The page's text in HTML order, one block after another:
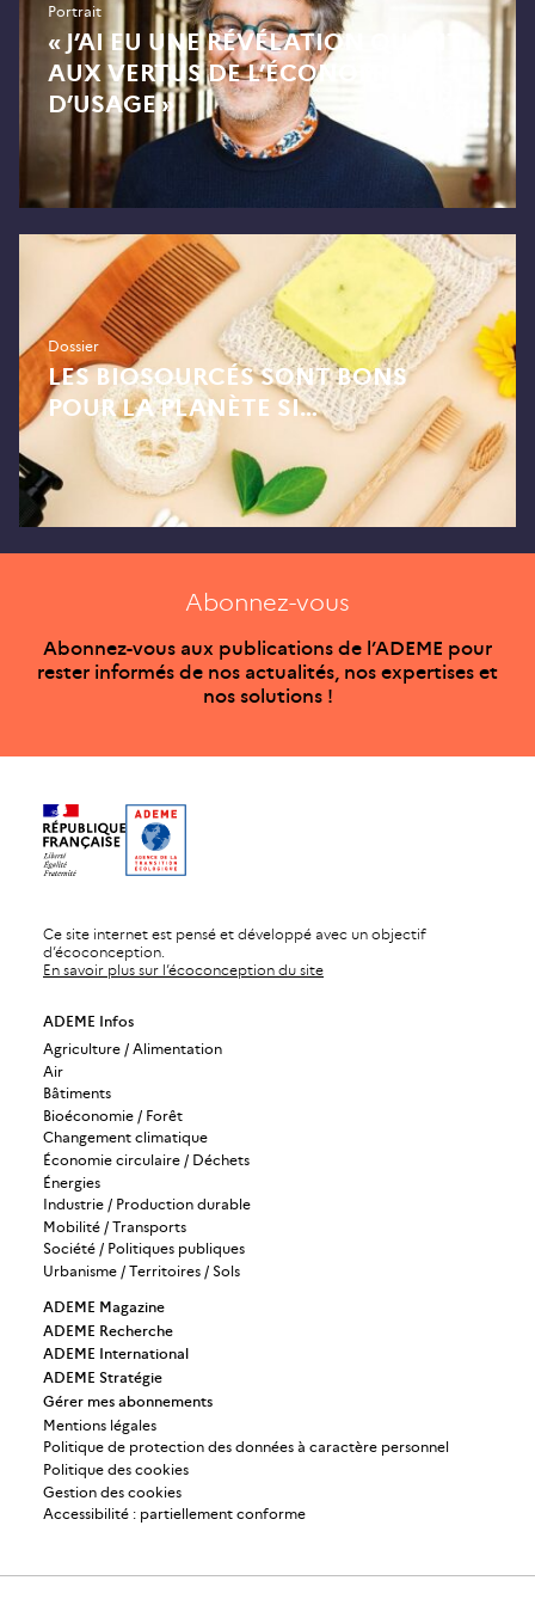
Portrait
« J’AI EU UNE RÉVÉLATION QUANT
AUX VERTUS DE L’ÉCONOMIE
D’USAGE »
Dossier
LES BIOSOURCÉS SONT BONS
POUR LA PLANÈTE SI…
Abonnez-vous
Abonnez-vous aux publications de l’ADEME pour
rester informés de nos actualités, nos expertises et
nos solutions !
Ce site internet est pensé et développé avec un objectif
d’écoconception.
En savoir plus sur l’écoconception du site
ADEME Infos
Agriculture / Alimentation
Air
Bâtiments
Bioéconomie / Forêt
Changement climatique
Économie circulaire / Déchets
Énergies
Industrie / Production durable
Mobilité / Transports
Société / Politiques publiques
Urbanisme / Territoires / Sols
ADEME Magazine
ADEME Recherche
ADEME International
ADEME Stratégie
Gérer mes abonnements
Mentions légales
Politique de protection des données à caractère personnel
Politique des cookies
Gestion des cookies
Accessibilité : partiellement conforme